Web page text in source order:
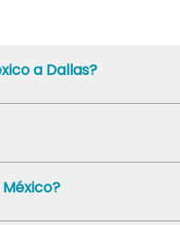
a Dallas?